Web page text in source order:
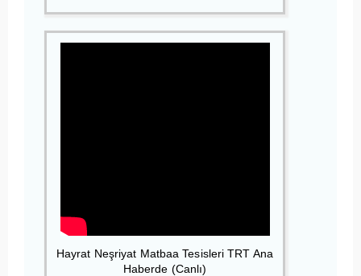
Hayrat Neşriyat Matbaa Tesisleri TRT Ana
Haberde (Canlı)